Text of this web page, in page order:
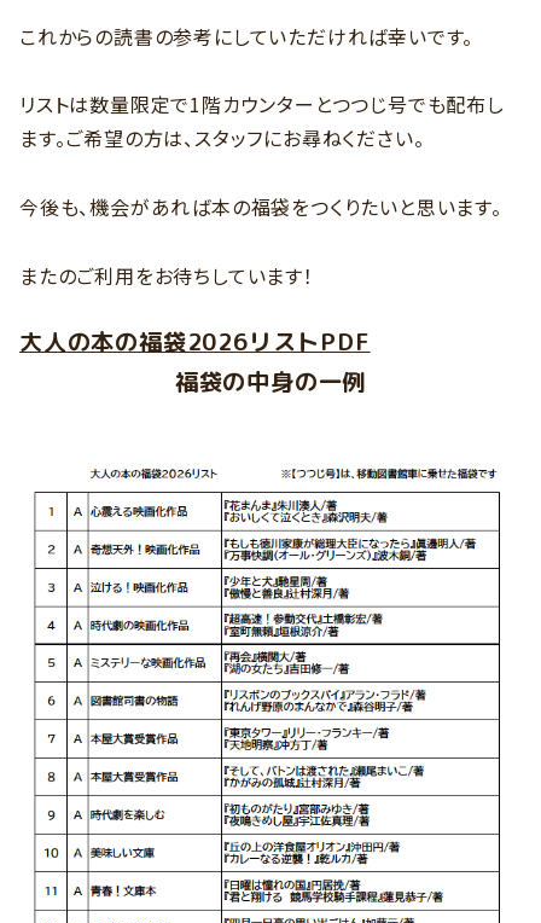
これからの読書の参考にしていただければ幸いです。
リストは数量限定で1階カウンターとつつじ号でも配布し
ます。ご希望の方は、スタッフにお尋ねください。
今後も、機会があれば本の福袋をつくりたいと思います。
またのご利用をお待ちしています！
大人の本の福袋2026リストPDF
福袋の中身の一例